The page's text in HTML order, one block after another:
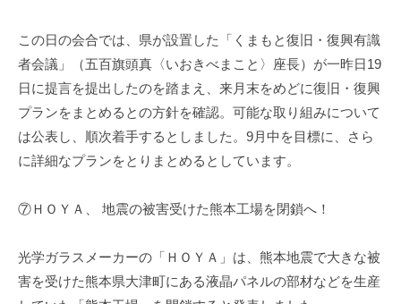
この日の会合では、県が設置した「くまもと復旧・復興有識
者会議」（五百旗頭真〈いおきべまこと〉座長）が一昨日19
日に提言を提出したのを踏まえ、来月末をめどに復旧・復興
プランをまとめるとの方針を確認。可能な取り組みについて
は公表し、順次着手するとしました。9月中を目標に、さら
に詳細なプランをとりまとめるとしています。
⑦ＨＯＹＡ、 地震の被害受けた熊本工場を閉鎖へ！
光学ガラスメーカーの「ＨＯＹＡ」は、熊本地震で大きな被
害を受けた熊本県大津町にある液晶パネルの部材などを生産